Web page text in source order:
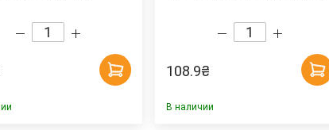
108.9₴
В наличии